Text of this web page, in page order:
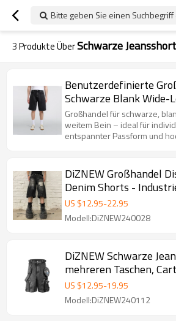
Bitte geben Sie einen Suchbegriff
3Produkte ÜberSchwarze
Benutzerdefinierte
Schwarze Blank Wide-
Großhandel für schwarze,
weitem Bein – ideal für
entspannter Passform und
DiZNEW Großhandel
Denim Shorts -
kreative Profis
US $12.95-22.95
Modell:DiZNEW240028
DiZNEW Schwarze
mehreren Taschen,
abnehmbarer Tasche
US $12.95-19.95
Modell:DiZNEW240112